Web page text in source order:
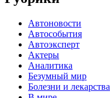
Автоновости
Автособытия
Автоэксперт
Актеры
Аналитика
Безумный мир
Болезни и лекарства